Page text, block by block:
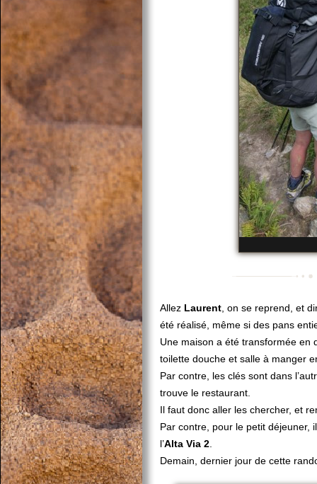
Allez Laurent , on se reprend, et
été réalisé, même si des pans
Une maison a été transformée en
toilette douche et salle à manger
Par contre, les clés sont dans
trouve le restaurant.
Il faut donc aller les chercher, et
Par contre, pour le petit déjeuner,
l’Alta Via 2
Demain, dernier jour de cette